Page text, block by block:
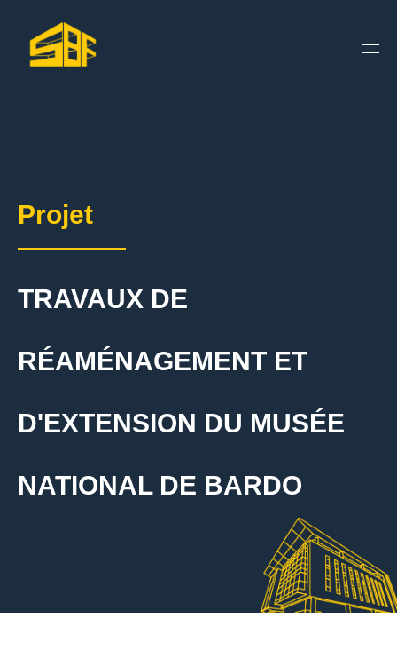
Projet
TRAVAUX DE
RÉAMÉNAGEMENT ET
D'EXTENSION DU MUSÉE
NATIONAL DE BARDO